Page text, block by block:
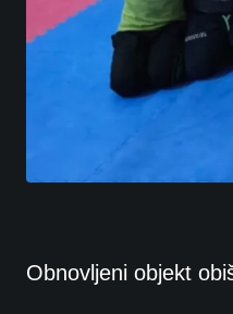
Obnovljeni objekt